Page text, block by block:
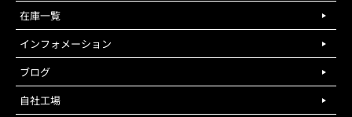
在庫一覧
インフォメーション
ブログ
自社工場